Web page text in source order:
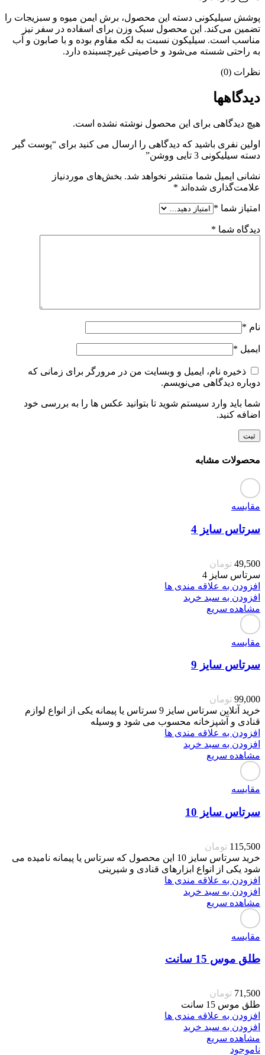
پوشش سیلیکونی دسته این محصول، برش ایمن میوه و سبزیجات را
تضمین می‌کند. این محصول سبک وزن برای اسفاده در سفر نیز
مناسب است. سیلیکون نسبت به لکه مقاوم بوده و با صابون و آب
به راحتی شسته می‌شود و خاصیتی غیرچسبنده دارد.
نظرات (0)
دیدگاهها
هیچ دیدگاهی برای این محصول نوشته نشده است.
اولین نفری باشید که دیدگاهی را ارسال می کنید برای “پوست گیر
دسته سیلیکونی 3 تایی ووشن”
نشانی ایمیل شما منتشر نخواهد شد. بخش‌های موردنیاز
علامت‌گذاری شده‌اند *
امتیاز شما *
دیدگاه شما *
نام *
ایمیل *
ذخیره نام، ایمیل و وبسایت من در مرورگر برای زمانی که
دوباره دیدگاهی می‌نویسم.
شما باید وارد سیستم شوید تا بتوانید عکس ها را به بررسی خود
اضافه کنید.
محصولات مشابه
مقایسه
سرتاس سایز 4
49,500 تومان
سرتاس سایز 4
افزودن به علاقه مندی ها
افزودن به سبد خرید
مشاهده سریع
مقایسه
سرتاس سایز 9
99,000 تومان
خرید آنلاین سرتاس سایز 9 سرتاس یا پیمانه یکی از انواع لوازم
قنادی و آشپزخانه محسوب می شود و وسیله
افزودن به علاقه مندی ها
افزودن به سبد خرید
مشاهده سریع
مقایسه
سرتاس سایز 10
115,500 تومان
خرید سرتاس سایز 10 این محصول که سرتاس یا پیمانه نامیده می
شود یکی از انواع ابزارهای قنادی و شیرینی
افزودن به علاقه مندی ها
افزودن به سبد خرید
مشاهده سریع
مقایسه
طلق موس 15 سانت
71,500 تومان
طلق موس 15 سانت
افزودن به علاقه مندی ها
افزودن به سبد خرید
مشاهده سریع
ناموجود